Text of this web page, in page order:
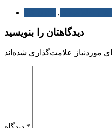
,
دیدگاهتان را بنویسید